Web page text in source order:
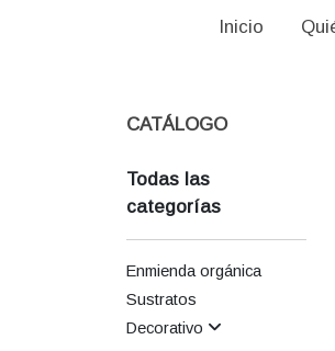
Inicio
CATÁLOGO
Todas las
categorías
Enmienda orgánica
Sustratos
Decorativo